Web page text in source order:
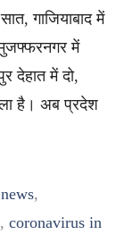
गाजियाबाद में
मुजफ्फरनगर में
देहात में दो,
है। अब प्रदेश
,
, coronavirus in